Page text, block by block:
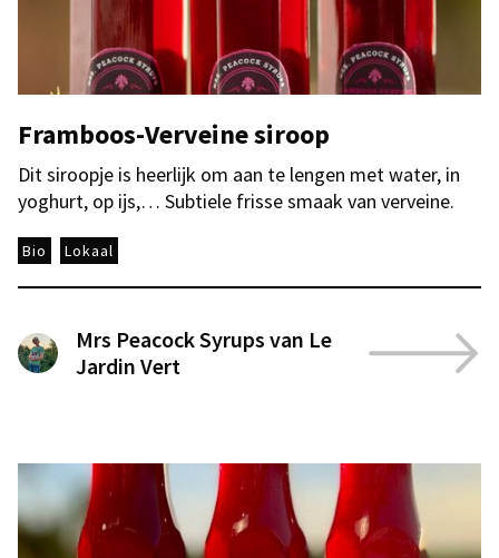
Framboos-Verveine siroop
Dit siroopje is heerlijk om aan te lengen met water, in
yoghurt, op ijs,… Subtiele frisse smaak van verveine.
Bio Lokaal
Mrs Peacock Syrups van Le
Jardin Vert